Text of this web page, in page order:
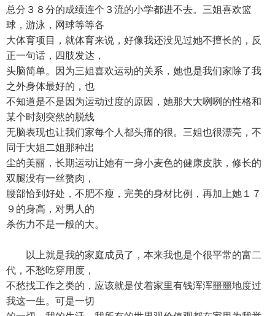
总分３８分的成绩连个３流的小学都进不去。三姐喜欢篮
球，游泳，网球等等各
大体育项目，就体育来说，好像我还没见过她不擅长的，反
正一句话，四肢发达，
头脑简单。因为三姐喜欢运动的关系，她也是我们家除了我
之外身体最好的，也
不知道是不是因为运动过度的原因，她那大大咧咧的性格和
某个时刻突然的脱线
无脑表现也让我们家每个人都头痛的很。三姐也很漂亮，不
同于大姐二姐那种出
尘的美丽，长期运动让她有一身小麦色的健康皮肤，修长的
双腿没有一丝赘肉，
腰部恰到好处，不肥不瘦，完美的身材比例，再加上她１７
９的身高，对男人的
杀伤力不是一般的大。
以上就是我的家庭成员了，本来我也是个很平常的富二
代，不愁吃穿用度，
不愁找工作之类的，应该就是仗着家里有钱浑浑噩噩地度过
我这一生。可是一切